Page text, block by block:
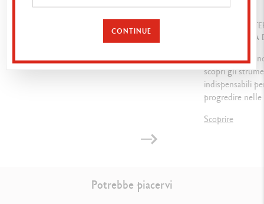
Rif.7400.396
QUAL È IL
COMINCIARE A
Carta,
scopri gli
indispensabili
progredire
Scoprire
Potrebbe piacervi
CONTINUE